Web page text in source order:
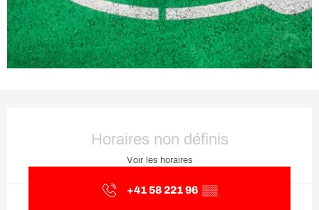
Horaires non définis
Voir les horaires
+41 58 221 96 ▒▒